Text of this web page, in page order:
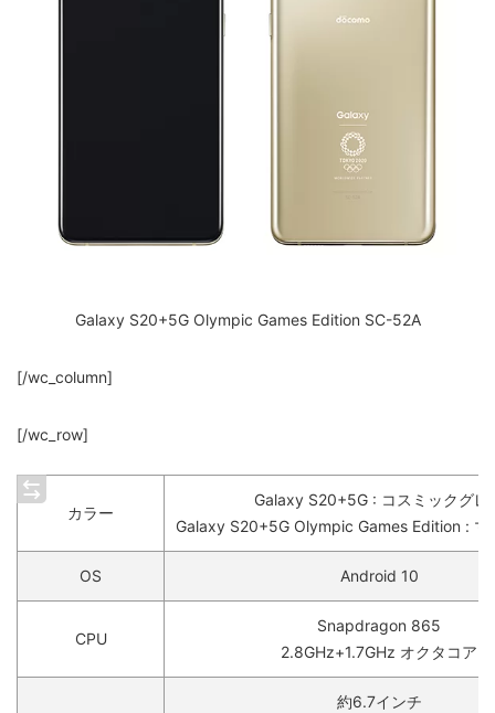
Galaxy S20+5G Olympic Games Edition SC-52A
[/wc_column]
[/wc_row]
カラー
Galaxy S20+5G : コスミックグレ
Galaxy S20+5G Olympic Games Edition : マ
OS Android 10
CPU
Snapdragon 865
2.8GHz+1.7GHz オクタコア
約6.7インチ